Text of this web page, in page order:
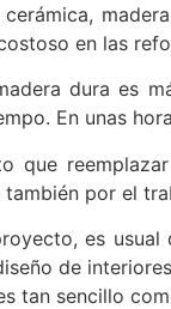
en las
dura es
En unas
que
por el
es
de
tan sencillo